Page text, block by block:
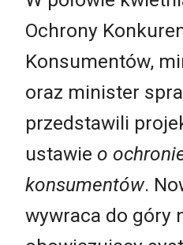
Ochrony
Konsumentów,
oraz minister
przedstawili
ustawie o
konsumentów.
wywraca do góry